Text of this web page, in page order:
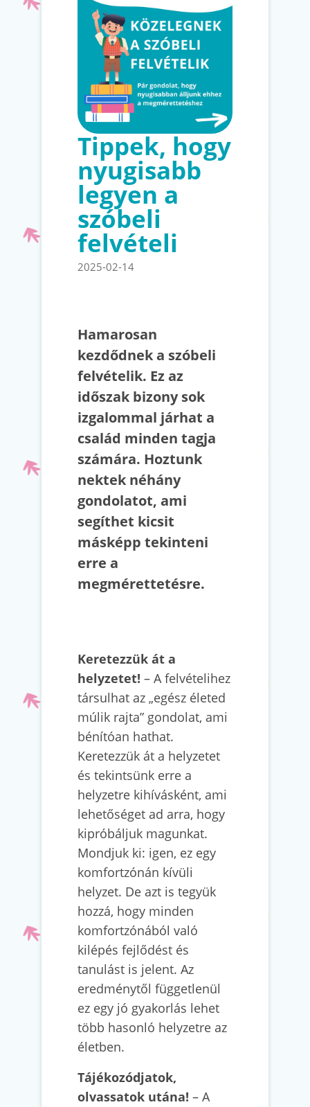
Tippek, hogy
nyugisabb
legyen a
szóbeli
felvételi
2025-02-14
Hamarosan
kezdődnek a szóbeli
felvételik. Ez az
időszak bizony sok
izgalommal járhat a
család minden tagja
számára. Hoztunk
nektek néhány
gondolatot, ami
segíthet kicsit
másképp tekinteni
erre a
megmérettetésre.
Keretezzük át a
helyzetet! – A felvételihez
társulhat az „egész életed
múlik rajta” gondolat, ami
bénítóan hathat.
Keretezzük át a helyzetet
és tekintsünk erre a
helyzetre kihívásként, ami
lehetőséget ad arra, hogy
kipróbáljuk magunkat.
Mondjuk ki: igen, ez egy
komfortzónán kívüli
helyzet. De azt is tegyük
hozzá, hogy minden
komfortzónából való
kilépés fejlődést és
tanulást is jelent. Az
eredménytől függetlenül
ez egy jó gyakorlás lehet
több hasonló helyzetre az
életben.
Tájékozódjatok,
olvassatok utána! – A